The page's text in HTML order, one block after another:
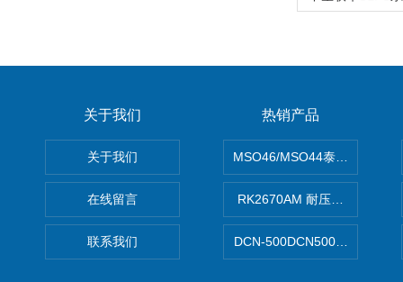
关于我们
关于我们
在线留言
联系我们
热销产品
MSO46/MSO44泰克
RK2670AM 耐压测试仪
DCN-500DCN500资料收集器